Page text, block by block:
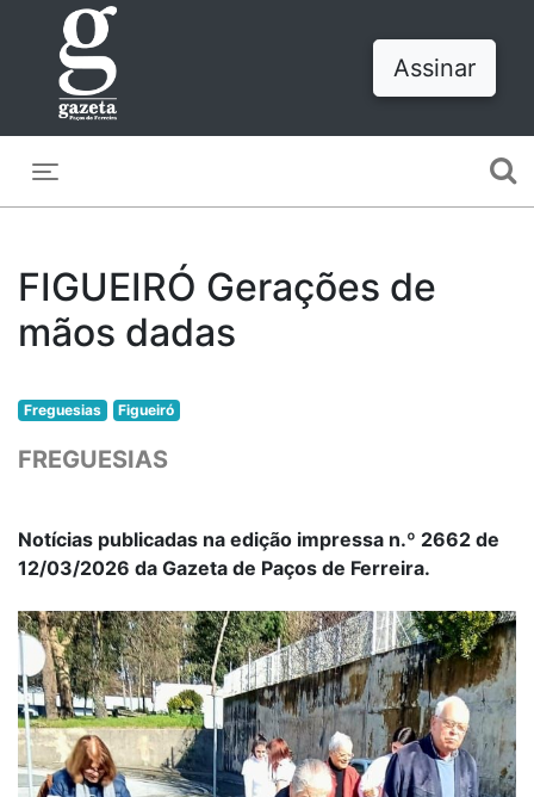
Assinar
FIGUEIRÓ Gerações de
mãos dadas
Freguesias Figueiró
FREGUESIAS
Notícias publicadas na edição impressa n.º 2662 de
12/03/2026 da Gazeta de Paços de Ferreira.